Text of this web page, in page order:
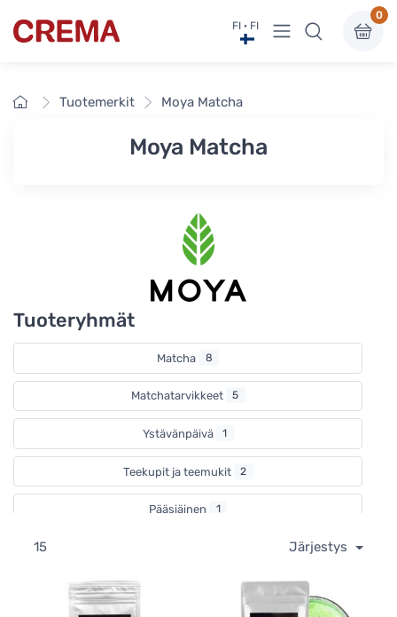
Crema FI · FI Näytä valikko
0
EtusivuTuotemerkit Moya Matcha
Moya Matcha
Tuoteryhmät
Matcha 8
Matchatarvikkeet 5
Ystävänpäivä 1
Teekupit ja teemukit 2
Pääsiäinen 1
15 Järjestys